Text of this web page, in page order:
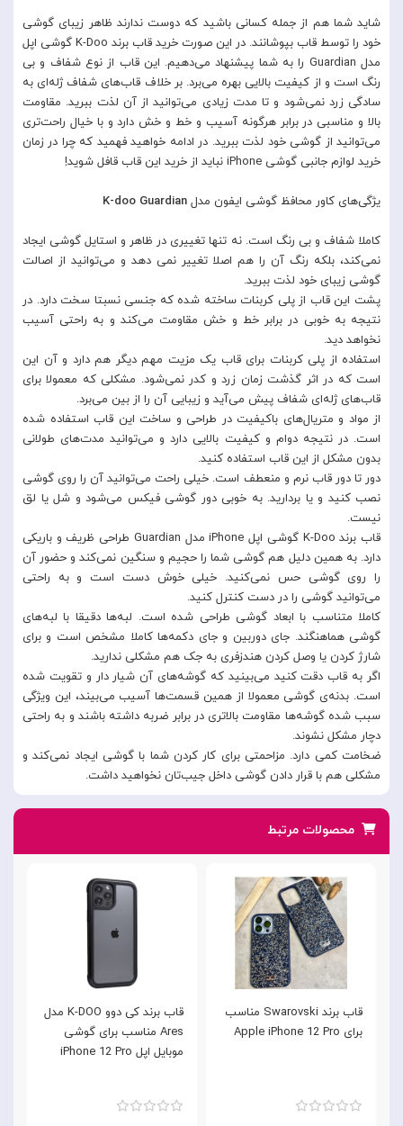
شاید شما هم از جمله کسانی باشید که دوست ندارند ظاهر زیبای گوشی
خود را توسط قاب بپوشانند. در این صورت خرید قاب برند K-Doo گوشی اپل
مدل Guardian را به شما پیشنهاد می‌دهیم. این قاب از نوع شفاف و بی
رنگ است و از کیفیت بالایی بهره می‌برد. بر خلاف قاب‌های شفاف ژله‌ای به
سادگی زرد نمی‌شود و تا مدت زیادی می‌توانید از آن لذت ببرید. مقاومت
بالا و مناسبی در برابر هرگونه آسیب و خط و خش دارد و با خیال راحت‌تری
می‌توانید از گوشی خود لذت ببرید. در ادامه خواهید فهمید که چرا در زمان
خرید لوازم جانبی گوشی iPhone نباید از خرید این قاب قافل شوید!
یژگی‌های کاور محافظ گوشی ایفون مدل K-doo Guardian
کاملا شفاف و بی رنگ است. نه تنها تغییری در ظاهر و استایل گوشی ایجاد
نمی‌کند، بلکه رنگ آن را هم اصلا تغییر نمی دهد و می‌توانید از اصالت
گوشی زیبای خود لذت ببرید.
پشت این قاب از پلی کربنات ساخته شده که جنسی نسبتا سخت دارد. در
نتیجه به خوبی در برابر خط و خش مقاومت می‌کند و به راحتی آسیب
نخواهد دید.
استفاده از پلی کربنات برای قاب یک مزیت مهم دیگر هم دارد و آن این
است که در اثر گذشت زمان زرد و کدر نمی‌شود. مشکلی که معمولا برای
قاب‌های ژله‌ای شفاف پیش می‌آید و زیبایی آن را از بین می‌برد.
از مواد و متریال‌های باکیفیت در طراحی و ساخت این قاب استفاده شده
است. در نتیجه دوام و کیفیت بالایی دارد و می‌توانید مدت‌های طولانی
بدون مشکل از این قاب استفاده کنید.
دور تا دور قاب نرم و منعطف است. خیلی راحت می‌توانید آن را روی گوشی
نصب کنید و یا بردارید. به خوبی دور گوشی فیکس می‌شود و شل یا لق
نیست.
قاب برند K-Doo گوشی اپل iPhone مدل Guardian طراحی ظریف و باریکی
دارد. به همین دلیل هم گوشی شما را حجیم و سنگین نمی‌کند و حضور آن
را روی گوشی حس نمی‌کنید. خیلی خوش دست است و به راحتی
می‌توانید گوشی را در دست کنترل کنید.
کاملا متناسب با ابعاد گوشی طراحی شده است. لبه‌ها دقیقا با لبه‌های
گوشی هماهنگند. جای دوربین و جای دکمه‌ها کاملا مشخص است و برای
شارژ کردن یا وصل کردن هندزفری به جک هم مشکلی ندارید.
اگر به قاب دقت کنید می‌بینید که گوشه‌های آن شیار دار و تقویت شده
است. بدنه‌ی گوشی معمولا از همین قسمت‌ها آسیب می‌بیند، این ویژگی
سبب شده گوشه‌ها مقاومت بالاتری در برابر ضربه داشته باشند و به راحتی
دچار مشکل نشوند.
ضخامت کمی دارد. مزاحمتی برای کار کردن شما با گوشی ایجاد نمی‌کند و
مشکلی هم با قرار دادن گوشی داخل جیب‌تان نخواهید داشت.
محصولات مرتبط
قاب برند کی دوو K-DOO مدل
Ares مناسب برای گوشی
موبایل اپل iPhone 12 Pro
قاب برند Swarovski مناسب
برای Apple iPhone 12 Pro